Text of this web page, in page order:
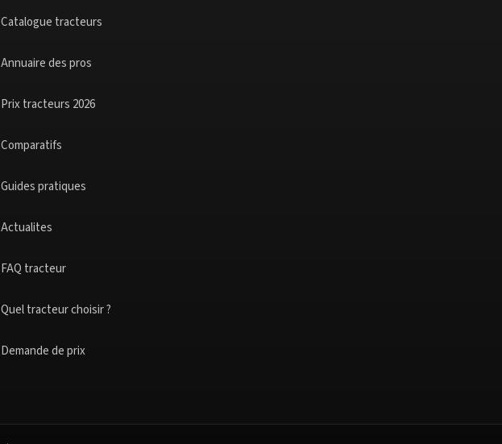
Catalogue tracteurs
Annuaire des pros
Prix tracteurs 2026
Comparatifs
Guides pratiques
Actualites
FAQ tracteur
Quel tracteur choisir ?
Demande de prix